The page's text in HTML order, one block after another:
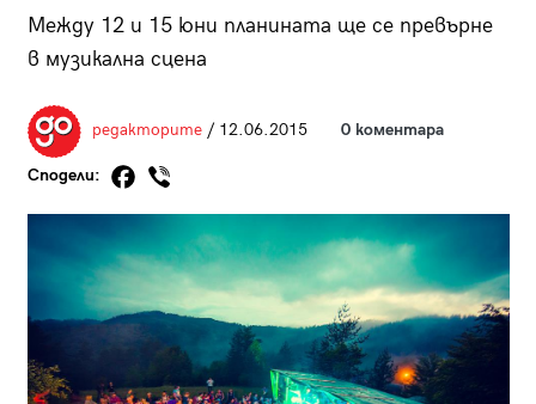
Между 12 и 15 юни планината ще се превърне
в музикална сцена
редакторите/ 12.06.2015 0 коментара
Сподели: